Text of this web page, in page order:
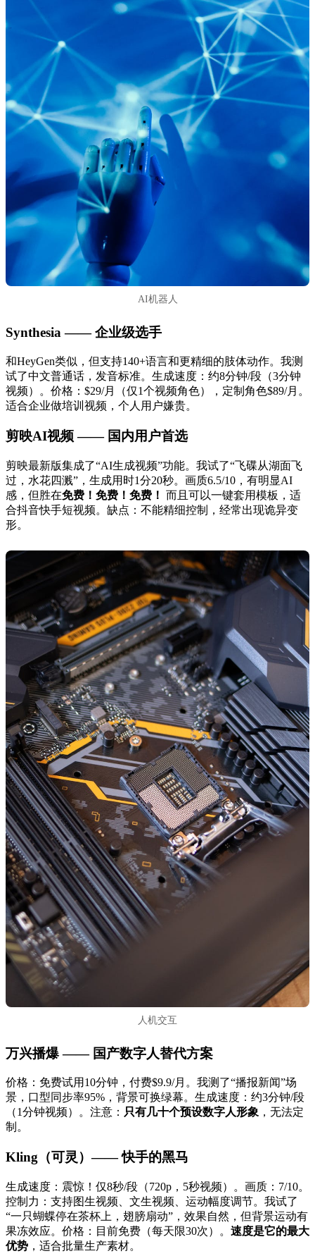
AI机器人
Synthesia —— 企业级选手
和HeyGen类似，但支持140+语言和更精细的肢体动作。我测
试了中文普通话，发音标准。生成速度：约8分钟/段（3分钟
视频）。价格：$29/月（仅1个视频角色），定制角色$89/月。
适合企业做培训视频，个人用户嫌贵。
剪映AI视频 —— 国内用户首选
剪映最新版集成了“AI生成视频”功能。我试了“飞碟从湖面飞
过，水花四溅”，生成用时1分20秒。画质6.5/10，有明显AI
感，但胜在免费！免费！免费！ 而且可以一键套用模板，适
合抖音快手短视频。缺点：不能精细控制，经常出现诡异变
形。
人机交互
万兴播爆 —— 国产数字人替代方案
价格：免费试用10分钟，付费$9.9/月。我测了“播报新闻”场
景，口型同步率95%，背景可换绿幕。生成速度：约3分钟/段
（1分钟视频）。注意： 只有几十个预设数字人形象 ，无法定
制。
Kling（可灵）—— 快手的黑马
生成速度：震惊！仅8秒/段（720p，5秒视频）。画质：7/10。
控制力：支持图生视频、文生视频、运动幅度调节。我试了
“一只蝴蝶停在茶杯上，翅膀扇动”，效果自然，但背景运动有
果冻效应。价格：目前免费（每天限30次）。 速度是它的最大
优势 ，适合批量生产素材。